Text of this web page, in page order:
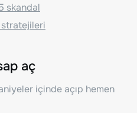
skandal
stratejileri
aç
içinde açıp hemen